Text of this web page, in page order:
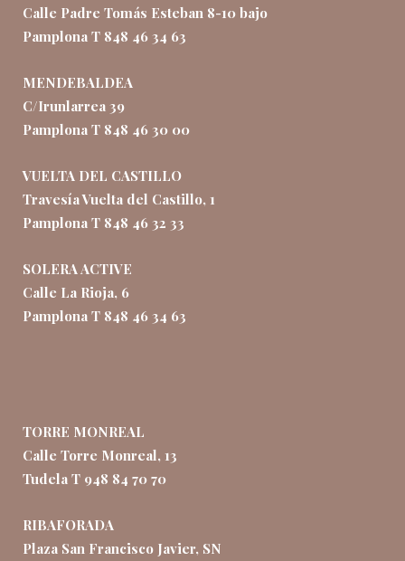
Calle Padre Tomás Esteban 8-10 bajo
Pamplona T 848 46 34 63
MENDEBALDEA
C/Irunlarrea 39
Pamplona T 848 46 30 00
VUELTA DEL CASTILLO
Travesía Vuelta del Castillo, 1
Pamplona T 848 46 32 33
SOLERA ACTIVE
Calle La Rioja, 6
Pamplona T 848 46 34 63
TORRE MONREAL
Calle Torre Monreal, 13
Tudela T 948 84 70 70
RIBAFORADA
Plaza San Francisco Javier, SN